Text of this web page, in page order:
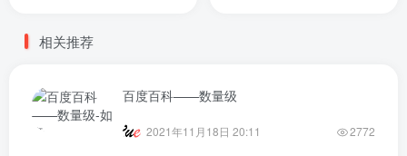
相关推荐
百度百科——数量级
2021年11月18日 20:11 2772